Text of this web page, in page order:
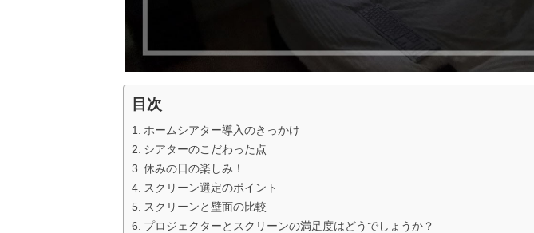
目次
ホームシアター導入のきっかけ
シアターのこだわった点
休みの日の楽しみ！
スクリーン選定のポイント
スクリーンと壁面の比較
プロジェクターとスクリーンの満足度はどうでしょうか？